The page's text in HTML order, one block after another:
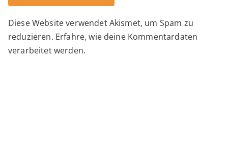
Alternative:
Diese Website verwendet Akismet, um Spam zu
reduzieren. Erfahre, wie deine Kommentardaten
verarbeitet werden.